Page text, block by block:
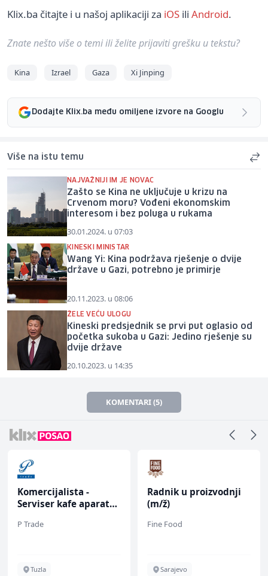
Klix.ba čitajte i u našoj aplikaciji za iOS ili Android.
Znate nešto više o temi ili želite prijaviti grešku u tekstu?
Kina Izrael Gaza Xi Jinping
Dodajte Klix.ba među omiljene izvore na Googlu
Više na istu temu
NAJVAŽNIJI IM JE NOVAC
Zašto se Kina ne uključuje u krizu na
Crvenom moru? Vođeni ekonomskim
interesom i bez poluga u rukama
30.01.2024. u 07:03
KINESKI MINISTAR
Wang Yi: Kina podržava rješenje o dvije
države u Gazi, potrebno je primirje
20.11.2023. u 08:06
ŽELE VEĆU ULOGU
Kineski predsjednik se prvi put oglasio od
početka sukoba u Gazi: Jedino rješenje su
dvije države
20.10.2023. u 14:35
KOMENTARI (5)
Komercijalista -
Serviser kafe aparata
P Trade
Tuzla
Radnik u proizvodnji
(m/ž)
Fine Food
Sarajevo